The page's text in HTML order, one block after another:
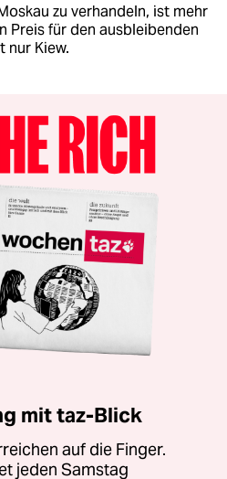
zu verhandeln, ist mehr
Preis für den ausbleibenden
nur Kiew.
mit taz-Blick
auf die Finger.
jeden Samstag